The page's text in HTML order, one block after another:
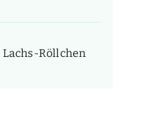
Lachs-Röllchen